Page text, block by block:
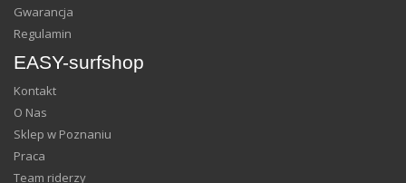
Gwarancja
Regulamin
EASY-surfshop
Kontakt
O Nas
Sklep w Poznaniu
Praca
Team riderzy